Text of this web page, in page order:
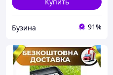
Бузина 91%